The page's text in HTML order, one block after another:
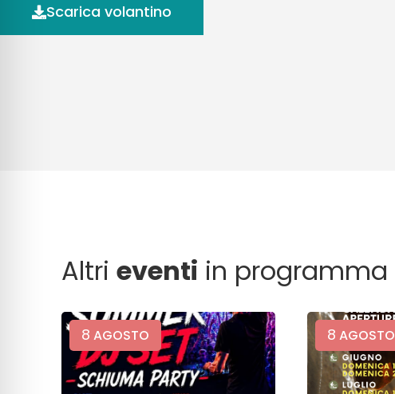
Scarica volantino
Altrieventi in programma
8 AGOSTO 8 AGOSTO